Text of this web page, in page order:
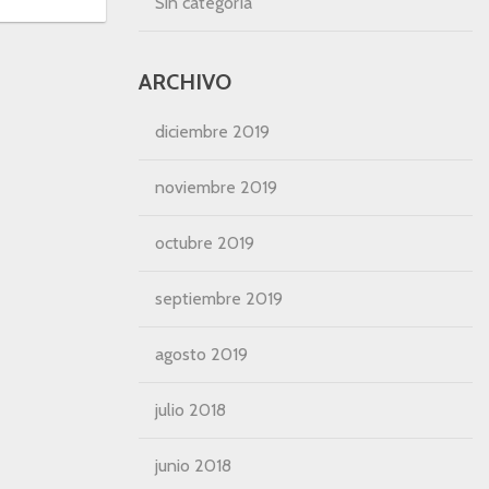
ARCHIVO
diciembre 2019
noviembre 2019
octubre 2019
septiembre 2019
agosto 2019
julio 2018
junio 2018